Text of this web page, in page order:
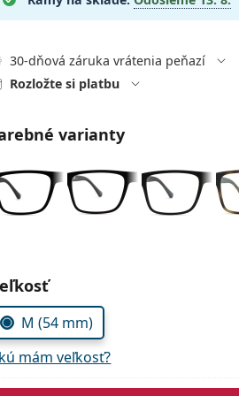
30-dňová záruka vrátenia peňazí
Rozložte si platbu
varianty
parametre
M (54 mm)
mám veľkosť?